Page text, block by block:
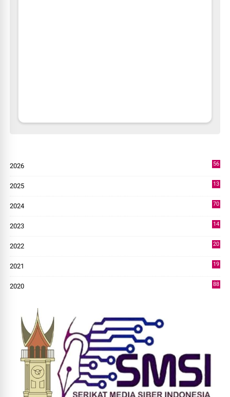
2026
56
2025
13
2024
70
2023
14
2022
20
2021
19
2020
88